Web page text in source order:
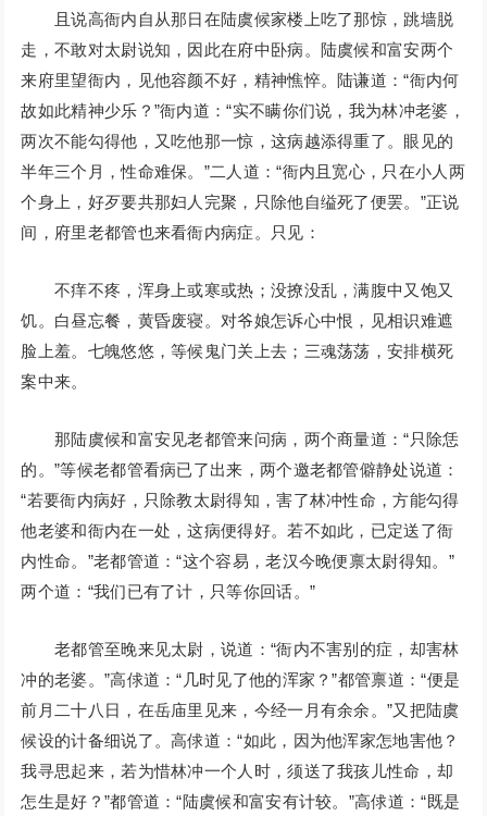
且说高衙内自从那日在陆虞候家楼上吃了那惊，跳墙脱
走，不敢对太尉说知，因此在府中卧病。陆虞候和富安两个
来府里望衙内，见他容颜不好，精神憔悴。陆谦道：“衙内何
故如此精神少乐？”衙内道：“实不瞒你们说，我为林冲老婆，
两次不能勾得他，又吃他那一惊，这病越添得重了。眼见的
半年三个月，性命难保。”二人道：“衙内且宽心，只在小人两
个身上，好歹要共那妇人完聚，只除他自缢死了便罢。”正说
间，府里老都管也来看衙内病症。只见：
不痒不疼，浑身上或寒或热；没撩没乱，满腹中又饱又
饥。白昼忘餐，黄昏废寝。对爷娘怎诉心中恨，见相识难遮
脸上羞。七魄悠悠，等候鬼门关上去；三魂荡荡，安排横死
案中来。
那陆虞候和富安见老都管来问病，两个商量道：“只除恁
的。”等候老都管看病已了出来，两个邀老都管僻静处说道：
“若要衙内病好，只除教太尉得知，害了林冲性命，方能勾得
他老婆和衙内在一处，这病便得好。若不如此，已定送了衙
内性命。”老都管道：“这个容易，老汉今晚便禀太尉得知。”
两个道：“我们已有了计，只等你回话。”
老都管至晚来见太尉，说道：“衙内不害别的症，却害林
冲的老婆。”高俅道：“几时见了他的浑家？”都管禀道：“便是
前月二十八日，在岳庙里见来，今经一月有余余。”又把陆虞
候设的计备细说了。高俅道：“如此，因为他浑家怎地害他？
我寻思起来，若为惜林冲一个人时，须送了我孩儿性命，却
怎生是好？”都管道：“陆虞候和富安有计较。”高俅道：“既是